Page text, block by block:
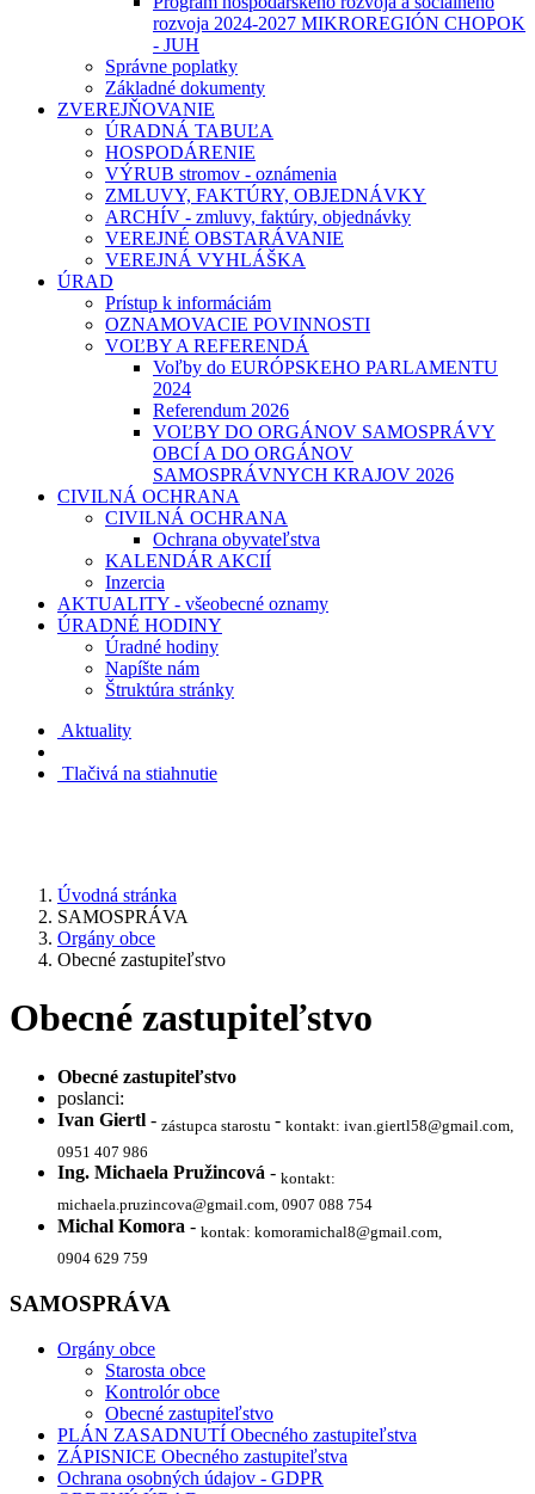
rozvoja 2024-2027 MIKROREGIÓN CHOPOK
- JUH
Správne poplatky
Základné dokumenty
ZVEREJŇOVANIE
ÚRADNÁ TABUĽA
HOSPODÁRENIE
VÝRUB stromov - oznámenia
ZMLUVY, FAKTÚRY, OBJEDNÁVKY
ARCHÍV - zmluvy, faktúry, objednávky
VEREJNÉ OBSTARÁVANIE
VEREJNÁ VYHLÁŠKA
ÚRAD
Prístup k informáciám
OZNAMOVACIE POVINNOSTI
VOĽBY A REFERENDÁ
Voľby do EURÓPSKEHO PARLAMENTU
2024
Referendum 2026
VOĽBY DO ORGÁNOV SAMOSPRÁVY
OBCÍ A DO ORGÁNOV
SAMOSPRÁVNYCH KRAJOV 2026
CIVILNÁ OCHRANA
CIVILNÁ OCHRANA
Ochrana obyvateľstva
KALENDÁR AKCIÍ
Inzercia
AKTUALITY - všeobecné oznamy
ÚRADNÉ HODINY
Úradné hodiny
Napíšte nám
Štruktúra stránky
Aktuality
Tlačivá na stiahnutie
Úvodná stránka
SAMOSPRÁVA
Orgány obce
Obecné zastupiteľstvo
Obecné zastupiteľstvo
Obecné zastupiteľstvo
poslanci:
Ivan Giertl - zástupca starostu - kontakt: ivan.giertl58@gmail.com,
0951 407 986
Ing. Michaela Pružincová - kontakt:
michaela.pruzincova@gmail.com, 0907 088 754
Michal Komora - kontak: komoramichal8@gmail.com,
0904 629 759
SAMOSPRÁVA
Orgány obce
Starosta obce
Kontrolór obce
Obecné zastupiteľstvo
PLÁN ZASADNUTÍ Obecného zastupiteľstva
ZÁPISNICE Obecného zastupiteľstva
Ochrana osobných údajov - GDPR